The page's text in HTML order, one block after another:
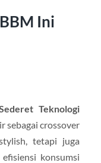
Ini
Teknologi
sebagai crossover
tetapi juga
konsumsi